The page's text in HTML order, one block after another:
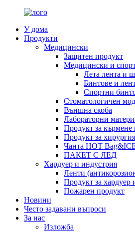
У дома
Продукти
Медицински
Защитен продукт
Медицински и
Лета лента и
Бинтове и
Спортни
Стоматологичен
Външна скоба
Лабораторни
Продукт за кърмене
Продукт за хирургия
Чанта HOT
ПАКЕТ С ЛЕД
Хардуер и индустрия
Ленти
Продукт за хардуер
Пожарен продукт
Новини
Често задавани въпроси
За нас
Изложба